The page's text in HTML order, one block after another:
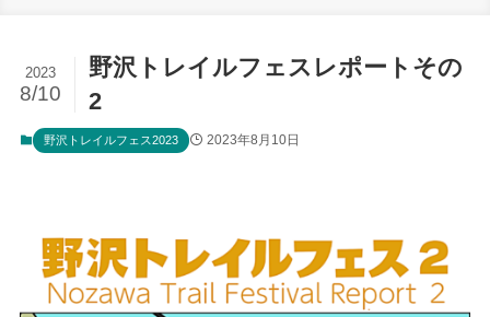
野沢トレイルフェスレポートその
2
2023
8/10
野沢トレイルフェス2023 2023年8月10日